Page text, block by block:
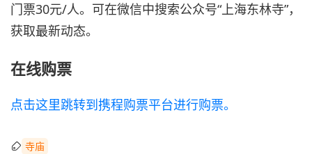
门票30元/人。可在微信中搜索公众号“上海东林寺”，
获取最新动态。
在线购票
点击这里跳转到携程购票平台进行购票。
寺庙